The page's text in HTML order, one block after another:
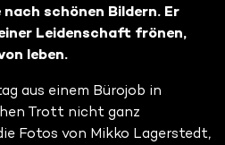
schönen Bildern. Er
Leidenschaft frönen,
leben.
aus einem Bürojob in
Trott nicht ganz
Fotos von Mikko Lagerstedt,